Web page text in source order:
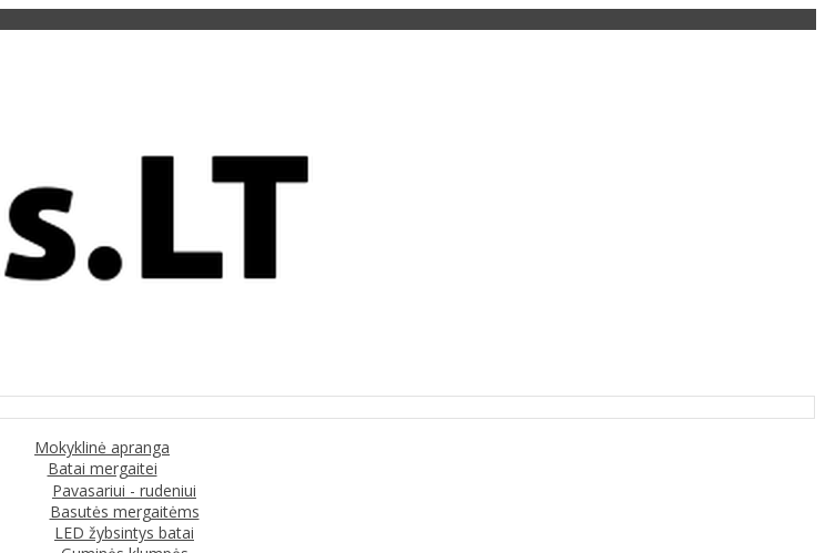
Mokyklinė apranga
Batai mergaitei
Pavasariui - rudeniui
Basutės mergaitėms
LED žybsintys batai